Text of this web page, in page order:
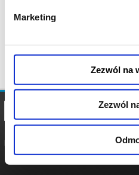
Marketing
Zezwól na
Zezwól